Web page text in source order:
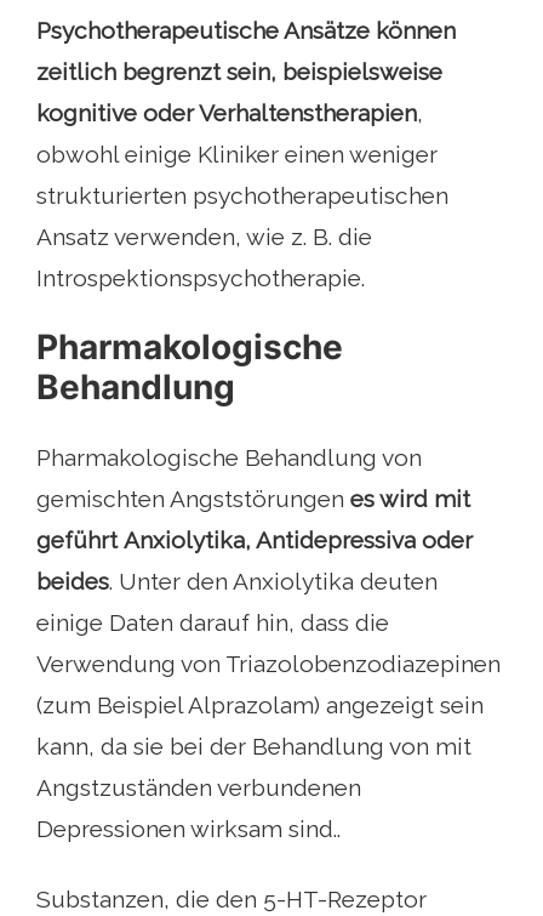
Psychotherapeutische Ansätze können
zeitlich begrenzt sein, beispielsweise
kognitive oder Verhaltenstherapien,
obwohl einige Kliniker einen weniger
strukturierten psychotherapeutischen
Ansatz verwenden, wie z. B. die
Introspektionspsychotherapie.
Pharmakologische
Behandlung
Pharmakologische Behandlung von
gemischten Angststörungen es wird mit
geführt Anxiolytika, Antidepressiva oder
beides. Unter den Anxiolytika deuten
einige Daten darauf hin, dass die
Verwendung von Triazolobenzodiazepinen
(zum Beispiel Alprazolam) angezeigt sein
kann, da sie bei der Behandlung von mit
Angstzuständen verbundenen
Depressionen wirksam sind..
Substanzen, die den 5-HT-Rezeptor